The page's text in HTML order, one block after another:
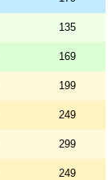
135
169
199
249
299
249